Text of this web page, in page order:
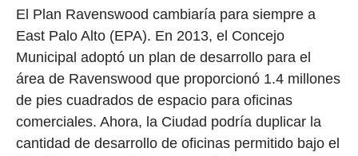
El Plan Ravenswood cambiaría para siempre a
East Palo Alto (EPA). En 2013, el Concejo
Municipal adoptó un plan de desarrollo para el
área de Ravenswood que proporcionó 1.4 millones
de pies cuadrados de espacio para oficinas
comerciales. Ahora, la Ciudad podría duplicar la
cantidad de desarrollo de oficinas permitido bajo el